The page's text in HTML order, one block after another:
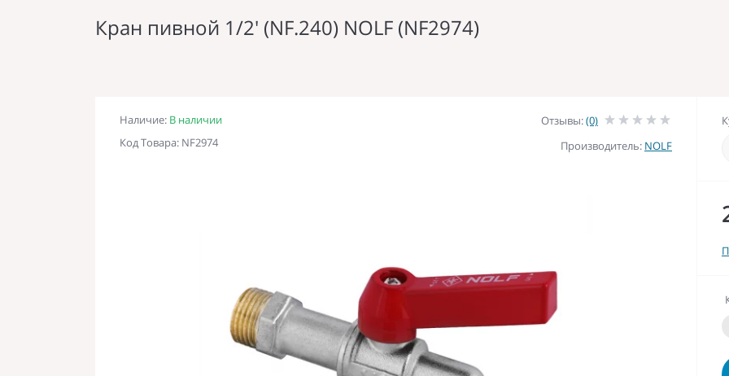
Кран пивной 1/2' (NF.240) NOLF (NF2974)
Наличие: В наличии
Код Товара: NF2974
Отзывы:(0)
Производитель: NOLF